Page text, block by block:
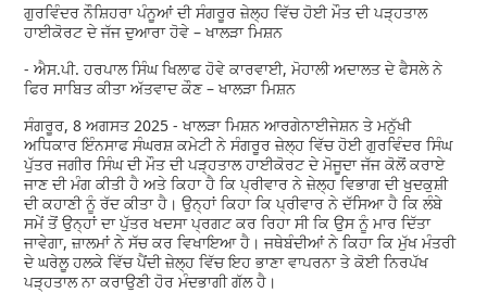
ਗੁਰਵਿੰਦਰ ਨੌਸ਼ਿਹਰਾ ਪੰਨੂਆਂ ਦੀ ਸੰਗਰੂਰ ਜ਼ੇਲ੍ਹ ਵਿੱਚ ਹੋਈ ਮੌਤ ਦੀ ਪੜ੍ਹਤਾਲ
ਹਾਈਕੋਰਟ ਦੇ ਜੱਜ ਦੁਆਰਾ ਹੋਵੇ – ਖਾਲੜਾ ਮਿਸ਼ਨ
- ਐਸ.ਪੀ. ਹਰਪਾਲ ਸਿੰਘ ਖਿਲਾਫ ਹੋਵੇ ਕਾਰਵਾਈ, ਮੋਹਾਲੀ ਅਦਾਲਤ ਦੇ ਫੈਸਲੇ ਨੇ
ਫਿਰ ਸਾਬਿਤ ਕੀਤਾ ਅੱਤਵਾਦ ਕੌਣ – ਖਾਲੜਾ ਮਿਸ਼ਨ
ਸੰਗਰੂਰ, 8 ਅਗਸਤ 2025 - ਖਾਲੜਾ ਮਿਸ਼ਨ ਆਰਗੇਨਾਈਜੇਸ਼ਨ ਤੇ ਮਨੁੱਖੀ
ਅਧਿਕਾਰ ਇੰਨਸਾਫ ਸੰਘਰਸ਼ ਕਮੇਟੀ ਨੇ ਸੰਗਰੂਰ ਜ਼ੇਲ੍ਹ ਵਿੱਚ ਹੋਈ ਗੁਰਵਿੰਦਰ ਸਿੰਘ
ਪੁੱਤਰ ਜਗੀਰ ਸਿੰਘ ਦੀ ਮੌਤ ਦੀ ਪੜ੍ਹਤਾਲ ਹਾਈਕੋਰਟ ਦੇ ਮੋਜੂਦਾ ਜੱਜ ਕੋਲੋਂ ਕਰਾਏ
ਜਾਣ ਦੀ ਮੰਗ ਕੀਤੀ ਹੈ ਅਤੇ ਕਿਹਾ ਹੈ ਕਿ ਪ੍ਰੀਵਾਰ ਨੇ ਜ਼ੇਲ੍ਹ ਵਿਭਾਗ ਦੀ ਖੁਦਕੁਸ਼ੀ
ਦੀ ਕਹਾਣੀ ਨੂੰ ਰੱਦ ਕੀਤਾ ਹੈ। ਉਨ੍ਹਾਂ ਕਿਹਾ ਕਿ ਪ੍ਰੀਵਾਰ ਨੇ ਦੱਸਿਆ ਹੈ ਕਿ ਲੰਬੇ
ਸਮੇਂ ਤੋਂ ਉਨ੍ਹਾਂ ਦਾ ਪੁੱਤਰ ਖਦਸਾ ਪ੍ਰਗਟ ਕਰ ਰਿਹਾ ਸੀ ਕਿ ਉਸ ਨੂੰ ਮਾਰ ਦਿੱਤਾ
ਜਾਵੇਗਾ, ਜ਼ਾਲਮਾਂ ਨੇ ਸੱਚ ਕਰ ਵਿਖਾਇਆ ਹੈ। ਜਥੇਬੰਦੀਆਂ ਨੇ ਕਿਹਾ ਕਿ ਮੁੱਖ ਮੰਤਰੀ
ਦੇ ਘਰੇਲੂ ਹਲਕੇ ਵਿੱਚ ਪੈਂਦੀ ਜ਼ੇਲ੍ਹ ਵਿੱਚ ਇਹ ਭਾਣਾ ਵਾਪਰਨਾ ਤੇ ਕੋਈ ਨਿਰਪੱਖ
ਪੜ੍ਹਤਾਲ ਨਾ ਕਰਾਉਣੀ ਹੋਰ ਮੰਦਭਾਗੀ ਗੱਲ ਹੈ।